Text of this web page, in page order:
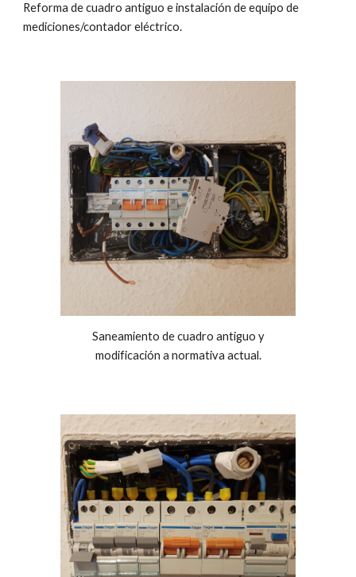
Reforma de cuadro antiguo e instalación de equipo de
mediciones/contador eléctrico.
Saneamiento de cuadro antiguo y
modificación a normativa actual.